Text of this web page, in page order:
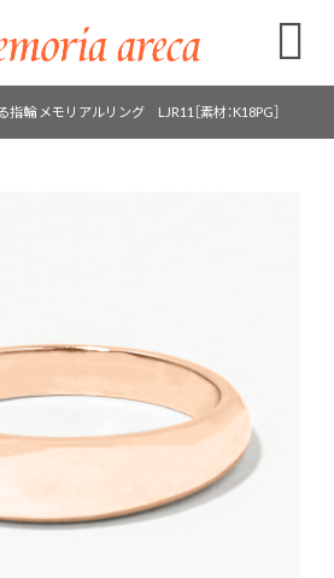

指輪 メモリアルリング LJR11［素材：K18PG］